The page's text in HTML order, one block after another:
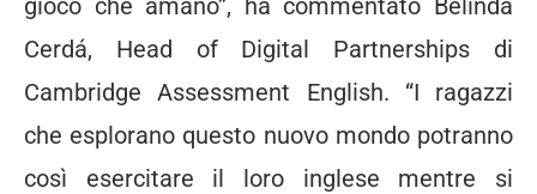
gioco che amano”, ha commentato Belinda
Cerdá, Head of Digital Partnerships di
Cambridge Assessment English. “I ragazzi
che esplorano questo nuovo mondo potranno
così esercitare il loro inglese mentre si